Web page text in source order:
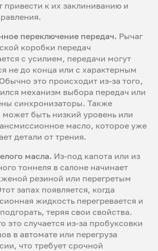
привести к их заклиниванию и
переключение передач. Рычаг
коробки передач
с усилием, передачи могут
не до конца или с характерным
это происходит из-за того,
механизм выбора передач или
синхронизаторы. Также
быть низкий уровень или
масло, которое уже
детали от трения.
масла. Из-под капота или из
тоннеля в салоне начинает
резиной или перегретым
запах появляется, когда
жидкость перегревается и
теряя свои свойства.
это случается из-за пробуксовки
в автомате или перегруза
что требует срочной